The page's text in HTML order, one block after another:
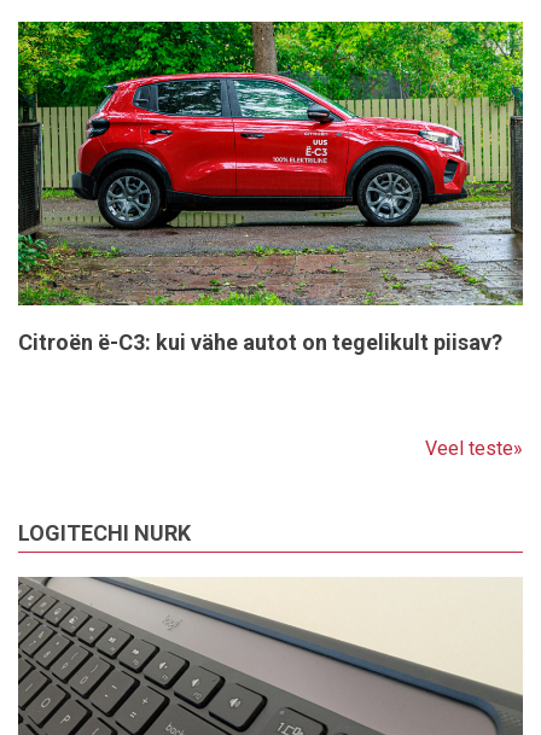
Citroën ë-C3: kui vähe autot on tegelikult piisav?
Veel teste»
LOGITECHI NURK